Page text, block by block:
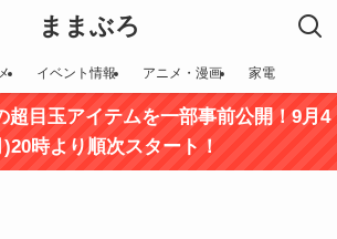
ままぶろ
イベント情報 アニメ・漫画 家電
超目玉アイテムを一部事前公開！9月4
)20時より順次スタート！